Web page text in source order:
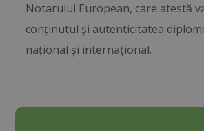
Notarului European, care atestă
conținutul și autenticitatea
național și internațional.